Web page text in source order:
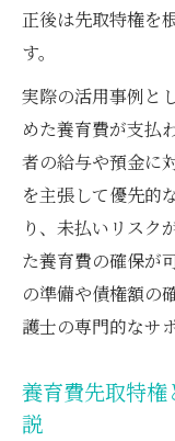
正後は先取特権を
す。
実際の活用事例と
めた養育費が支払
者の給与や預金に
を主張して優先的
り、未払いリスク
た養育費の確保が
の準備や債権額の
護士の専門的なサ
養育費先取特
説